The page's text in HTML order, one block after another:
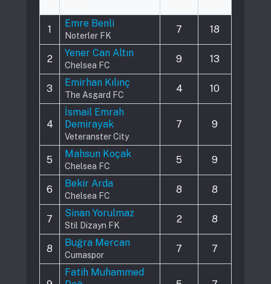
1
Emre Benli
Noterler FK
7 18
2
Yener Can Altın
Chelsea FC
9 13
3
Emirhan Kılınç
The Asgard FC
4 10
4
İsmail Emrah
Demirayak
Veteranster City
7 9
5
Mahsun Koçak
Chelsea FC
5 9
6
Bekir Arda
Chelsea FC
8 8
7
Sinan Yorulmaz
Stil Dizayn FK
2 8
8
Buğra Mercan
Cumaspor
7 7
Fatih Muhammed